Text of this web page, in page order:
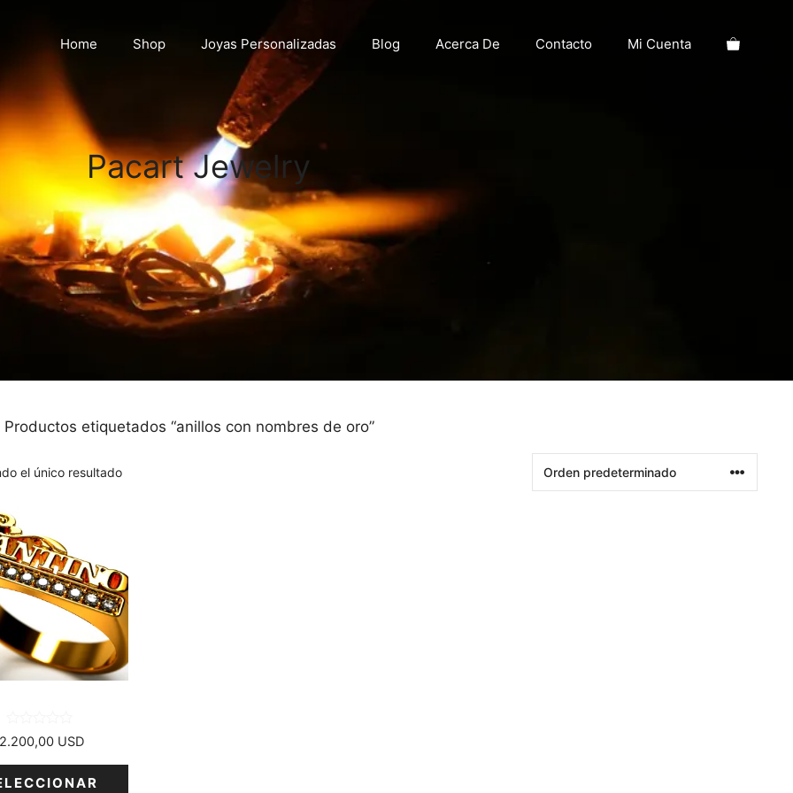
Home Shop Joyas Personalizadas Blog Acerca De Contacto Mi Cuenta
Pacart Jewelry
Productos etiquetados “anillos con nombres de oro”
el único resultado
0
d
2.200,00 USD